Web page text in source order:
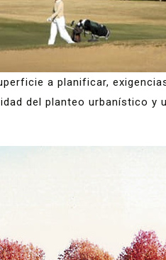
a planificar,
del planteo urbanístico y